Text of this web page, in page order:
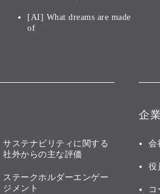
[AI] What dreams are made
of
サステナビリティに関する
社外からの主な評価
ステークホルダーエンゲー
ジメント
企
会
役
コ